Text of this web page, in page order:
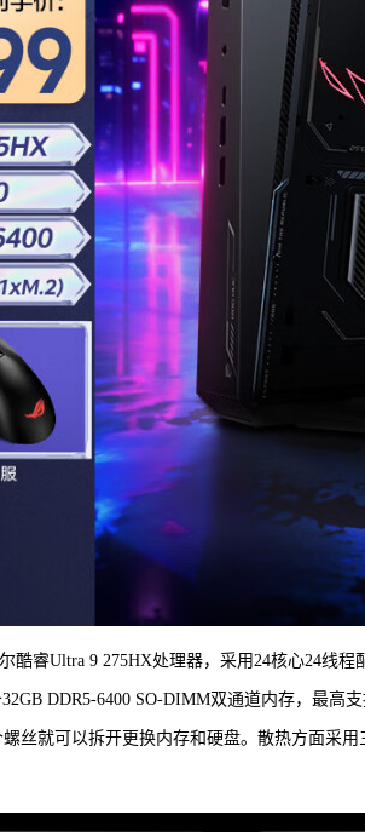
酷睿Ultra 9 275HX处理器，采用24核心24线
DDR5-6400 SO-DIMM双通道内存，最高
丝就可以拆开更换内存和硬盘。散热方面采